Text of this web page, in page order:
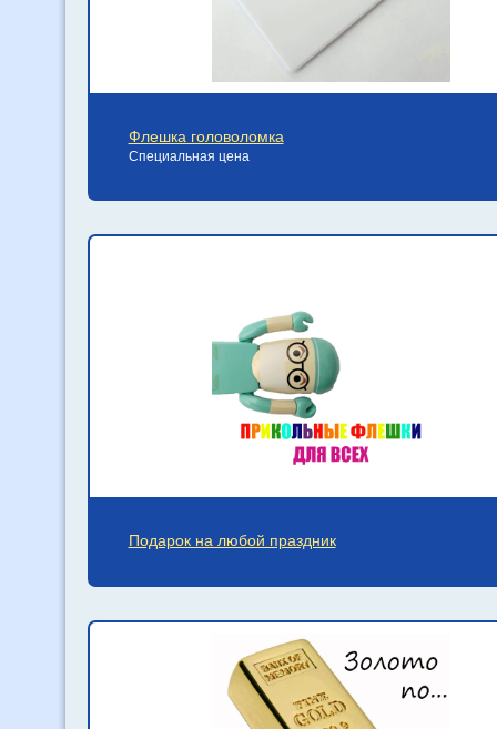
Флешка головоломка
Специальная цена
Подарок на любой праздник